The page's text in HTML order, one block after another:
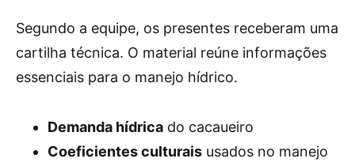
Segundo a equipe, os presentes receberam uma
cartilha técnica. O material reúne informações
essenciais para o manejo hídrico.
Demanda hídrica do cacaueiro
Coeficientes culturais usados no manejo